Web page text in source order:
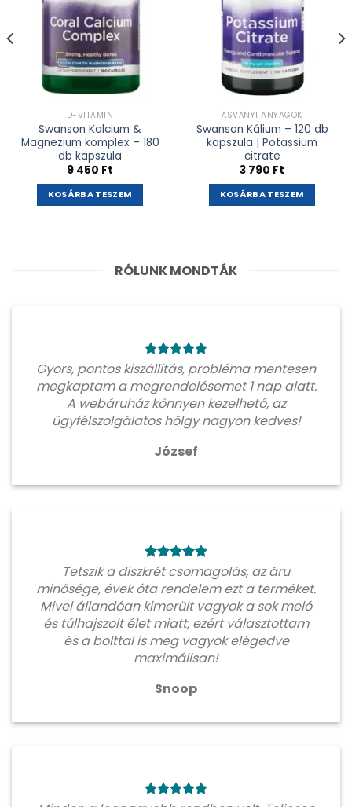
D-VITAMIN
Swanson Kalcium &
Magnezium komplex – 180
db kapszula
9 450 Ft
KOSÁRBA TESZEM
ÁSVÁNYI ANYAGOK
Swanson Kálium – 120 db
kapszula | Potassium
citrate
3 790 Ft
KOSÁRBA TESZEM
RÓLUNK MONDTÁK
Gyors, pontos kiszállítás, probléma mentesen
megkaptam a megrendelésemet 1 nap alatt.
A webáruház könnyen kezelhető, az
ügyfélszolgálatos hölgy nagyon kedves!
József
Tetszik a diszkrét csomagolás, az áru
minősége, évek óta rendelem ezt a terméket.
Mivel állandóan kimerült vagyok a sok meló
és túlhajszolt élet miatt, ezért választottam
és a bolttal is meg vagyok elégedve
maximálisan!
Snoop